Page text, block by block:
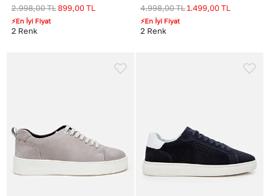
2.998,00TL 899,00 TL
⚡En İyi Fiyat
2 Renk
4.998,00TL1.499,00 TL
⚡En İyi Fiyat
2 Renk